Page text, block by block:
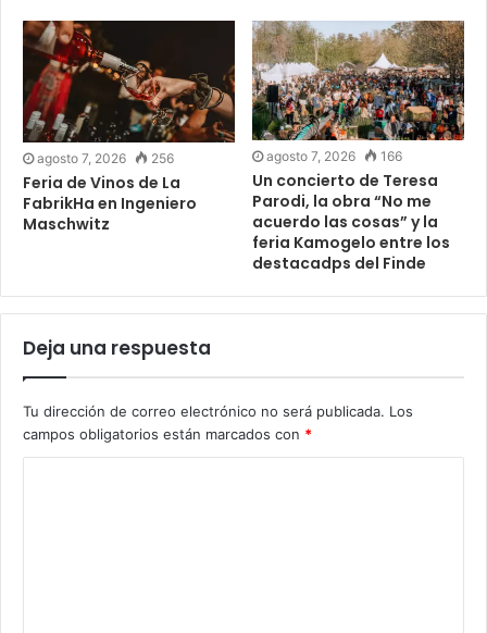
agosto 7, 2026 256
Feria de Vinos de La
FabrikHa en Ingeniero
Maschwitz
agosto 7, 2026 166
Un concierto de Teresa
Parodi, la obra “No me
acuerdo las cosas” y la
feria Kamogelo entre los
destacadps del Finde
Deja una respuesta
Tu dirección de correo electrónico no será publicada. Los
campos obligatorios están marcados con *